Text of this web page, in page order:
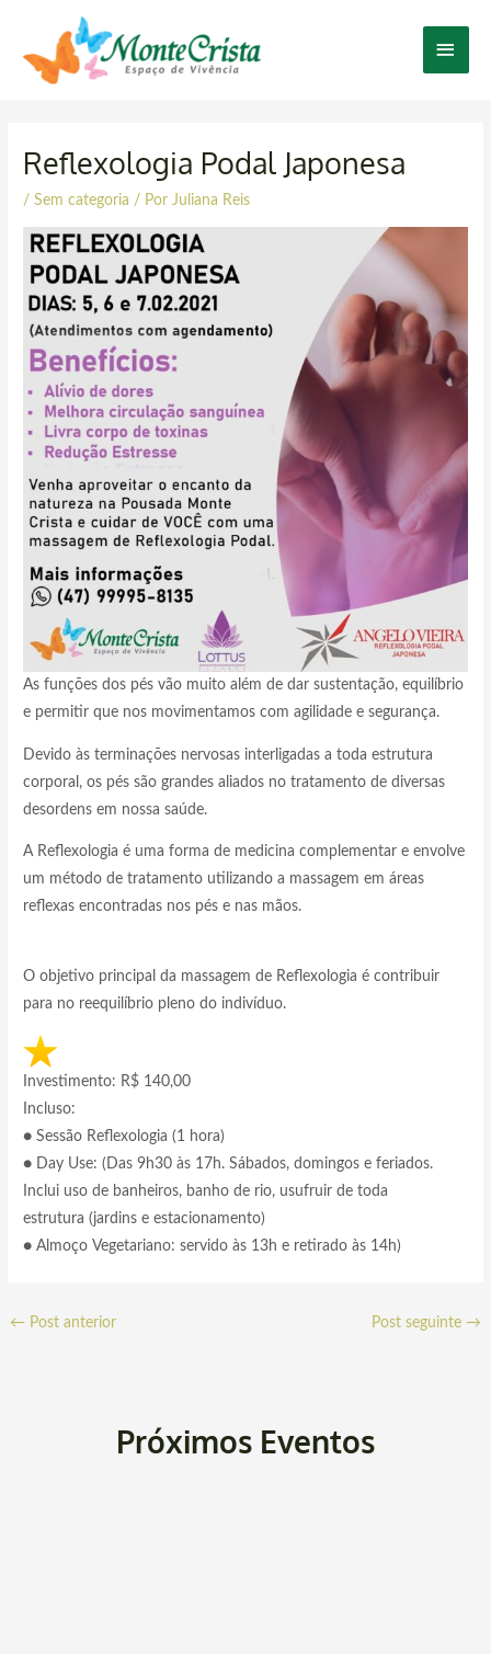
Reflexologia Podal Japonesa
/Sem categoria / PorJuliana Reis
As funções dos pés vão muito além de dar sustentação, equilíbrio
e permitir que nos movimentamos com agilidade e segurança.
Devido às terminações nervosas interligadas a toda estrutura
corporal, os pés são grandes aliados no tratamento de diversas
desordens em nossa saúde.
A Reflexologia é uma forma de medicina complementar e envolve
um método de tratamento utilizando a massagem em áreas
reflexas encontradas nos pés e nas mãos.
O objetivo principal da massagem de Reflexologia é contribuir
para no reequilíbrio pleno do indivíduo.
Investimento: R$ 140,00
Incluso:
● Sessão Reflexologia (1 hora)
● Day Use: (Das 9h30 às 17h. Sábados, domingos e feriados.
Inclui uso de banheiros, banho de rio, usufruir de toda
estrutura (jardins e estacionamento)
● Almoço Vegetariano: servido às 13h e retirado às 14h)
← Post anterior Post seguinte →
Próximos Eventos